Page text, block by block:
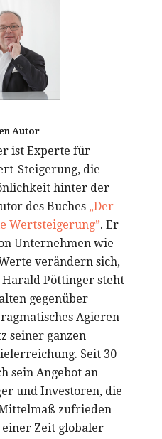
Autor
ist Experte für
Steigerung, die
hinter der
des Buches „Der
Wertsteigerung”. Er
Unternehmen wie
verändern sich,
Pöttinger steht
gegenüber
Agieren
seiner ganzen
Seit 30
sein Angebot an
und Investoren, die
zufrieden
einer Zeit globaler